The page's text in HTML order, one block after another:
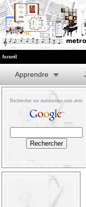
Accueil
Apprendre
Rechercher sur metronimo.com avec